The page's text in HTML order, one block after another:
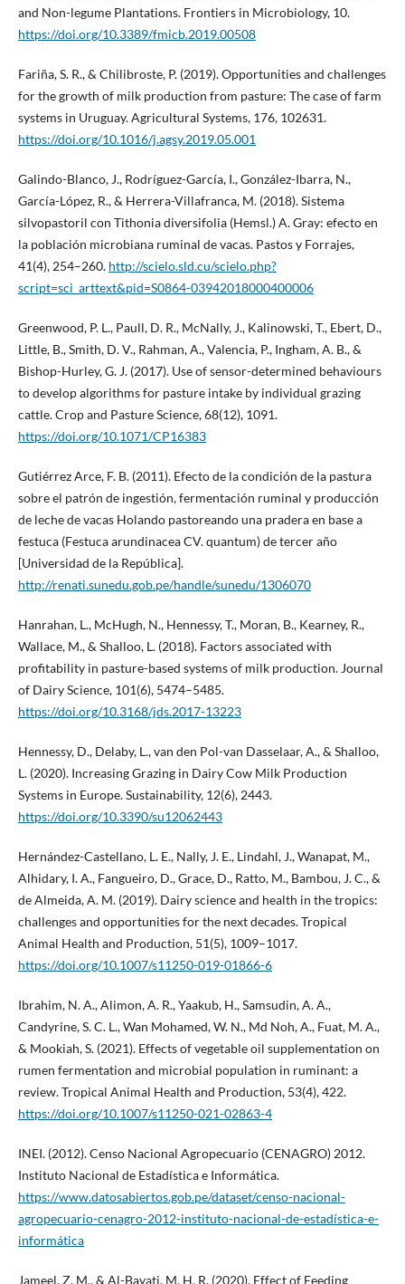
and Non-legume Plantations. Frontiers in Microbiology, 10.
https://doi.org/10.3389/fmicb.2019.00508
Fariña, S. R., & Chilibroste, P. (2019). Opportunities and challenges
for the growth of milk production from pasture: The case of farm
systems in Uruguay. Agricultural Systems, 176, 102631.
https://doi.org/10.1016/j.agsy.2019.05.001
Galindo-Blanco, J., Rodríguez-García, I., González-Ibarra, N.,
García-López, R., & Herrera-Villafranca, M. (2018). Sistema
silvopastoril con Tithonia diversifolia (Hemsl.) A. Gray: efecto en
la población microbiana ruminal de vacas. Pastos y Forrajes,
41(4), 254–260. http://scielo.sld.cu/scielo.php?
script=sci_arttext&pid=S0864-03942018000400006
Greenwood, P. L., Paull, D. R., McNally, J., Kalinowski, T., Ebert, D.,
Little, B., Smith, D. V., Rahman, A., Valencia, P., Ingham, A. B., &
Bishop-Hurley, G. J. (2017). Use of sensor-determined behaviours
to develop algorithms for pasture intake by individual grazing
cattle. Crop and Pasture Science, 68(12), 1091.
https://doi.org/10.1071/CP16383
Gutiérrez Arce, F. B. (2011). Efecto de la condición de la pastura
sobre el patrón de ingestión, fermentación ruminal y producción
de leche de vacas Holando pastoreando una pradera en base a
festuca (Festuca arundinacea CV. quantum) de tercer año
[Universidad de la República].
http://renati.sunedu.gob.pe/handle/sunedu/1306070
Hanrahan, L., McHugh, N., Hennessy, T., Moran, B., Kearney, R.,
Wallace, M., & Shalloo, L. (2018). Factors associated with
profitability in pasture-based systems of milk production. Journal
of Dairy Science, 101(6), 5474–5485.
https://doi.org/10.3168/jds.2017-13223
Hennessy, D., Delaby, L., van den Pol-van Dasselaar, A., & Shalloo,
L. (2020). Increasing Grazing in Dairy Cow Milk Production
Systems in Europe. Sustainability, 12(6), 2443.
https://doi.org/10.3390/su12062443
Hernández-Castellano, L. E., Nally, J. E., Lindahl, J., Wanapat, M.,
Alhidary, I. A., Fangueiro, D., Grace, D., Ratto, M., Bambou, J. C., &
de Almeida, A. M. (2019). Dairy science and health in the tropics:
challenges and opportunities for the next decades. Tropical
Animal Health and Production, 51(5), 1009–1017.
https://doi.org/10.1007/s11250-019-01866-6
Ibrahim, N. A., Alimon, A. R., Yaakub, H., Samsudin, A. A.,
Candyrine, S. C. L., Wan Mohamed, W. N., Md Noh, A., Fuat, M. A.,
& Mookiah, S. (2021). Effects of vegetable oil supplementation on
rumen fermentation and microbial population in ruminant: a
review. Tropical Animal Health and Production, 53(4), 422.
https://doi.org/10.1007/s11250-021-02863-4
INEI. (2012). Censo Nacional Agropecuario (CENAGRO) 2012.
Instituto Nacional de Estadística e Informática.
https://www.datosabiertos.gob.pe/dataset/censo-nacional-
agropecuario-cenagro-2012-instituto-nacional-de-estadística-e-
informática
Jameel, Z. M., & Al-Bayati, M. H. R. (2020). Effect of Feeding